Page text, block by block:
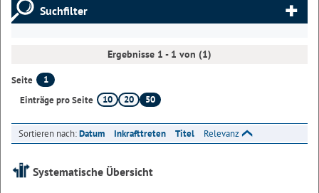
Suchfilter
Ergebnisse 1 - 1 von (1)
Seite
1
Einträge pro Seite
10 20 50
Sortieren nach:Datum Inkrafttreten Titel Relevanz
Systematische Übersicht